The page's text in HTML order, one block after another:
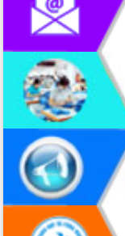
phát triển mới
Thường trực HĐND tỉnh
mặt Đoàn chuyên gia y tế
Minh
Lễ truy điệu và an táng hài
tại Nghĩa trang Liệt sĩ xã
Bàn giải pháp tháo gỡ khó
xuất khẩu sầu riêng và
định EUDR
Thứ trưởng Bộ Nông
trường Nguyễn Hoàng
vùng trồng và doanh nghiệp
sầu riêng tại Đắk Lắk